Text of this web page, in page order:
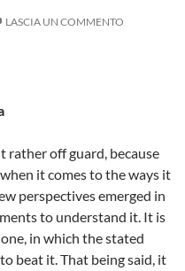
LASCIA UN COMMENTO
rather off guard, because
it comes to the ways it
perspectives emerged in
to understand it. It is
in which the stated
beat it. That being said, it